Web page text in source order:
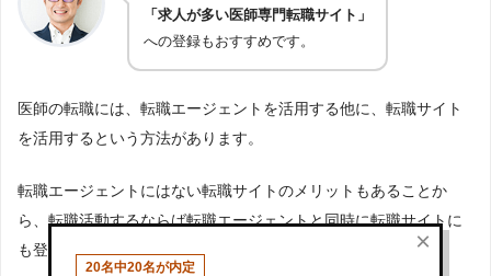
「求人が多い医師専門転職サイト」
への登録もおすすめです。
医師の転職には、転職エージェントを活用する他に、転職サイト
を活用するという方法があります。
転職エージェントにはない転職サイトのメリットもあることか
ら、転職活動するならば転職エージェントと同時に転職サイトに
も登録することをおすすめしています。
×
20名中20名が内定